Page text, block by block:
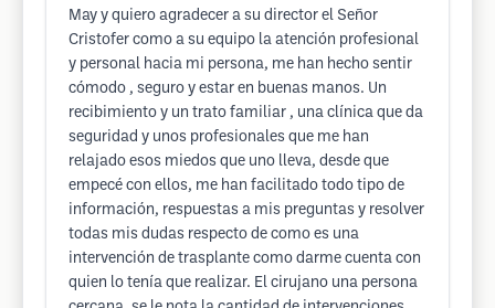
May y quiero agradecer a su director el Señor
Cristofer como a su equipo la atención profesional
y personal hacia mi persona, me han hecho sentir
cómodo , seguro y estar en buenas manos. Un
recibimiento y un trato familiar , una clínica que da
seguridad y unos profesionales que me han
relajado esos miedos que uno lleva, desde que
empecé con ellos, me han facilitado todo tipo de
información, respuestas a mis preguntas y resolver
todas mis dudas respecto de como es una
intervención de trasplante como darme cuenta con
quien lo tenía que realizar. El cirujano una persona